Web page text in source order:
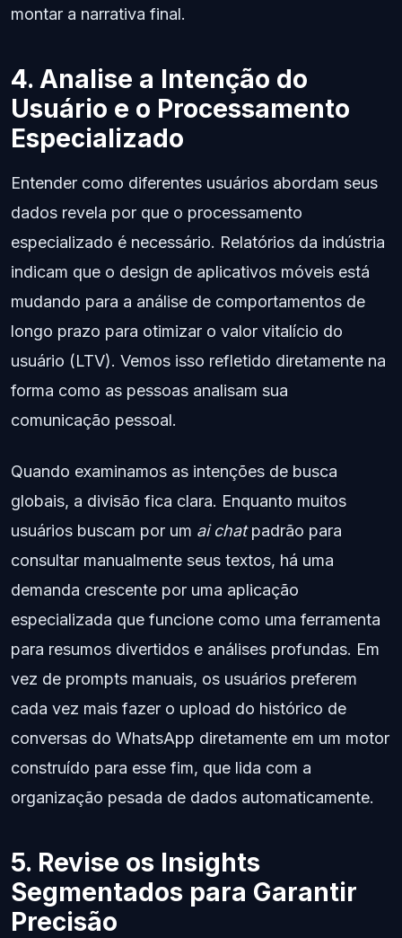
montar a narrativa final.
4. Analise a Intenção do
Usuário e o Processamento
Especializado
Entender como diferentes usuários abordam seus
dados revela por que o processamento
especializado é necessário. Relatórios da indústria
indicam que o design de aplicativos móveis está
mudando para a análise de comportamentos de
longo prazo para otimizar o valor vitalício do
usuário (LTV). Vemos isso refletido diretamente na
forma como as pessoas analisam sua
comunicação pessoal.
Quando examinamos as intenções de busca
globais, a divisão fica clara. Enquanto muitos
usuários buscam por um ai chatpadrão para
consultar manualmente seus textos, há uma
demanda crescente por uma aplicação
especializada que funcione como uma ferramenta
para resumos divertidos e análises profundas. Em
vez de prompts manuais, os usuários preferem
cada vez mais fazer o upload do histórico de
conversas do WhatsApp diretamente em um motor
construído para esse fim, que lida com a
organização pesada de dados automaticamente.
5. Revise os Insights
Segmentados para Garantir
Precisão